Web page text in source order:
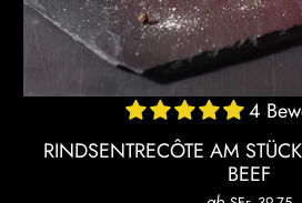
4
RINDSENTRECÔTE AM
BEEF